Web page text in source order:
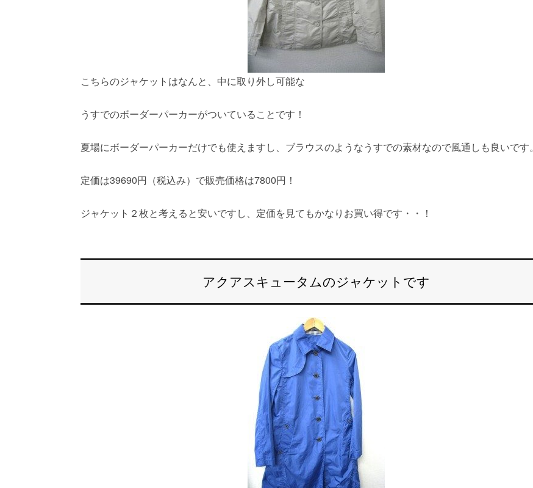
こちらのジャケットはなんと、中に取り外し可能な
うすでのボーダーパーカーがついていることです！
夏場にボーダーパーカーだけでも使えますし、ブラウスのようなうすでの素材なので風通しも良いです。
定価は39690円（税込み）で販売価格は7800円！
ジャケット２枚と考えると安いですし、定価を見てもかなりお買い得です・・！
アクアスキュータムのジャケットです